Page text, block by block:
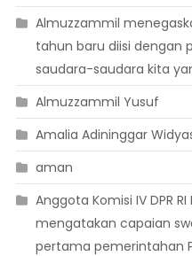
Almuzzammil
tahun baru diisi dengan
saudara-saudara kita
Almuzzammil Yusuf
Amalia Adininggar
aman
Anggota Komisi IV DPR
mengatakan capaian
pertama pemerintahan